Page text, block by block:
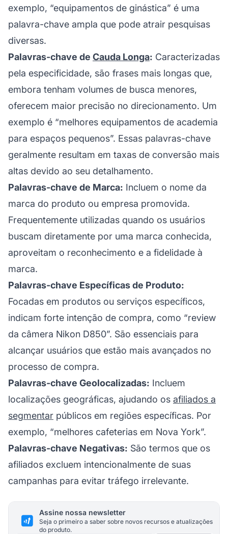
exemplo, “equipamentos de ginástica” é uma
palavra-chave ampla que pode atrair pesquisas
diversas.
Palavras-chave de Cauda Longa: Caracterizadas
pela especificidade, são frases mais longas que,
embora tenham volumes de busca menores,
oferecem maior precisão no direcionamento. Um
exemplo é “melhores equipamentos de academia
para espaços pequenos”. Essas palavras-chave
geralmente resultam em taxas de conversão mais
altas devido ao seu detalhamento.
Palavras-chave de Marca: Incluem o nome da
marca do produto ou empresa promovida.
Frequentemente utilizadas quando os usuários
buscam diretamente por uma marca conhecida,
aproveitam o reconhecimento e a fidelidade à
marca.
Palavras-chave Específicas de Produto:
Focadas em produtos ou serviços específicos,
indicam forte intenção de compra, como “review
da câmera Nikon D850”. São essenciais para
alcançar usuários que estão mais avançados no
processo de compra.
Palavras-chave Geolocalizadas: Incluem
localizações geográficas, ajudando os afiliados a
segmentar públicos em regiões específicas. Por
exemplo, “melhores cafeterias em Nova York”.
Palavras-chave Negativas: São termos que os
afiliados excluem intencionalmente de suas
campanhas para evitar tráfego irrelevante.
Assine nossa newsletter
Seja o primeiro a saber sobre novos recursos e atualizações
do produto.